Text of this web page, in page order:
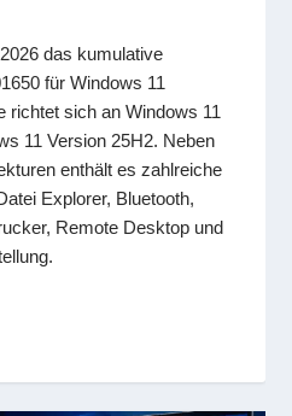
das kumulative
für Windows 11
richtet sich an Windows 11
11 Version 25H2. Neben
enthält es zahlreiche
Explorer, Bluetooth,
Remote Desktop und